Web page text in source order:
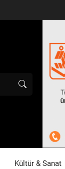
Kültür & Sanat